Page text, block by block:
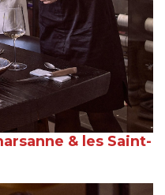
& les Saint-